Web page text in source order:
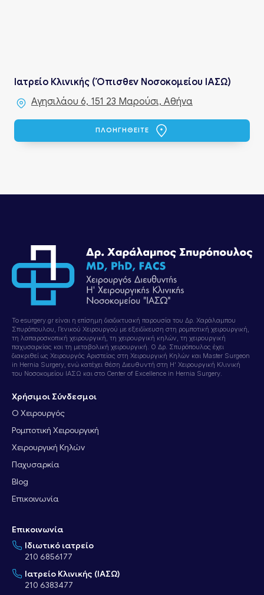
Ιατρείο Κλινικής (Όπισθεν Νοσοκομείου ΙΑΣΩ)
Αγησιλάου 6, 151 23 Μαρούσι, Αθήνα
ΠΛΟΗΓΗΘΕΙΤΕ
Το esurgery.gr είναι η επίσημη διαδικτυακή παρουσία του Δρ. Χαράλαμπου
Σπυρόπουλου, Γενικού Χειρουργού με εξειδίκευση στη ρομποτική χειρουργική,
τη λαπαροσκοπική χειρουργική, τη χειρουργική κηλών, τη χειρουργική
παχυσαρκίας και τη μεταβολική χειρουργική. Ο Δρ. Σπυρόπουλος έχει
διακριθεί ως Χειρουργός Αριστείας στη Χειρουργική Κηλών και Master Surgeon
in Hernia Surgery, ενώ κατέχει θέση Διευθυντή στη Η’ Χειρουργική Κλινική
του Νοσοκομείου ΙΑΣΩ και στο Center of Excellence in Hernia Surgery.
Χρήσιμοι Σύνδεσμοι
Ο Χειρουργός
Ρομποτική Χειρουργική
Χειρουργική Κηλών
Παχυσαρκία
Blog
Επικοινωνία
Επικοινωνία
Ιδιωτικό ιατρείο
210 6856177
Ιατρείο Κλινικής (ΙΑΣΩ)
210 6383477